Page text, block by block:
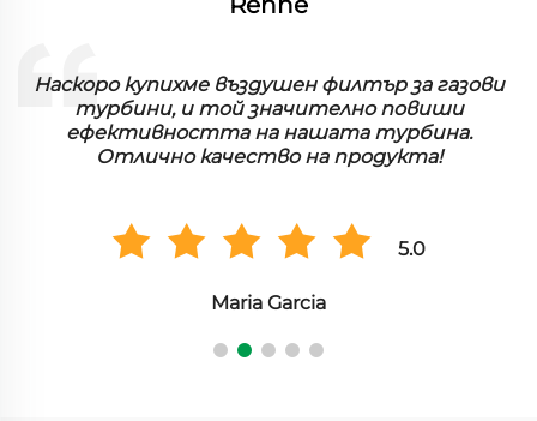
Наскоро купихме въздушен филтър за газови
турбини, и той значително повиши
ефективността на нашата турбина.
Отлично качество на продукта!
5.0
Maria Garcia